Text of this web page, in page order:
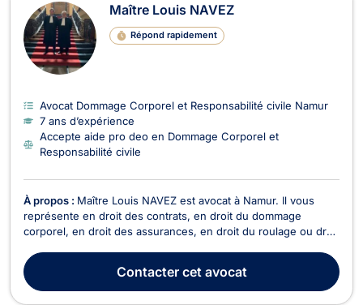
Maître Louis NAVEZ
Répond rapidement
Avocat Dommage Corporel et Responsabilité civile Namur
7 ans d’expérience
Accepte aide pro deo en Dommage Corporel et
Responsabilité civile
À propos : Maître Louis NAVEZ est avocat à Namur. Il vous
représente en droit des contrats, en droit du dommage
corporel, en droit des assurances, en droit du roulage ou droit
droit des contrats pour toute problématique lié au droit du bail,
à la rupture abusive des pourpar...
Contactercet avocat